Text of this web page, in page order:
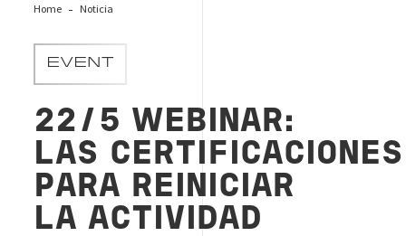
Home Noticia
EVENT
22/5 WEBINAR:
LAS CERTIFICACIONES
PARA REINICIAR
LA ACTIVIDAD